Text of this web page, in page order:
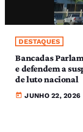
DESTAQUES
Bancadas
e defendem a
de luto nacional
today JUNHO 22, 2026